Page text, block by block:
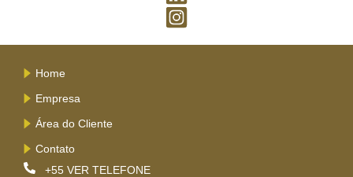
Home
Empresa
Área do Cliente
Contato
+55 VER TELEFONE